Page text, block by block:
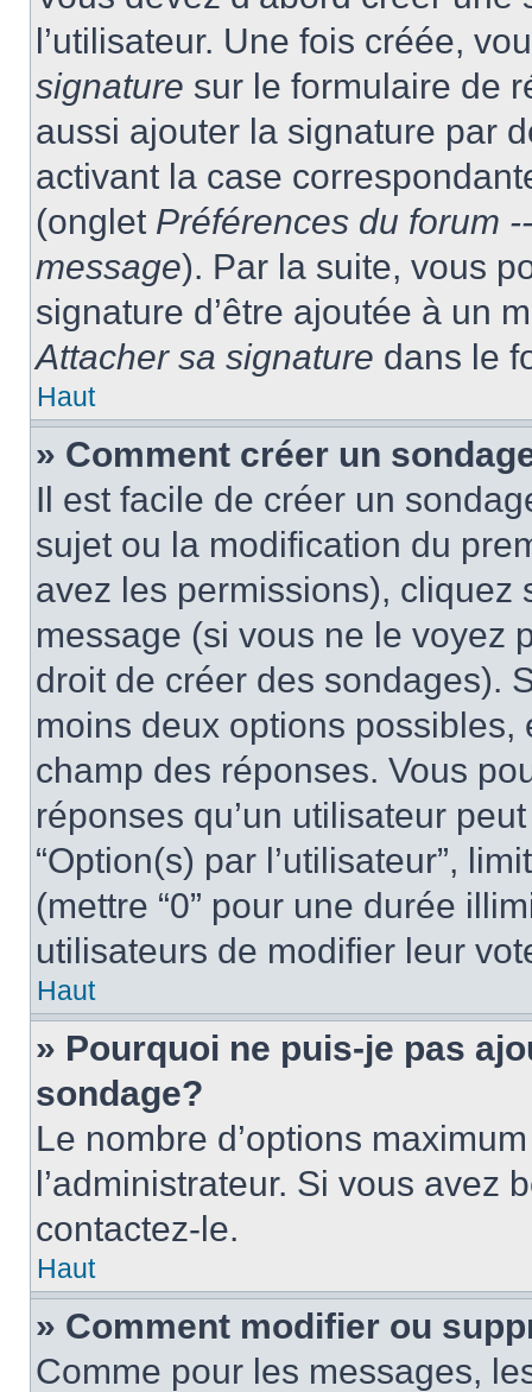
l’utilisateur. Une fois créée,
signature sur le formulaire de
aussi ajouter la signature par
activant la case
(onglet Préférences du forum
message). Par la suite, vous
signature d’être ajoutée à un
Attacher sa signature dans le
Haut
» Comment créer un
Il est facile de créer un
sujet ou la modification du
avez les permissions), cliquez
message (si vous ne le voyez
droit de créer des sondages).
moins deux options
champ des réponses. Vous
réponses qu’un utilisateur
“Option(s) par l’utilisateur”,
(mettre “0” pour une durée
utilisateurs de modifier leur
Haut
» Pourquoi ne puis-je pas
sondage?
Le nombre d’options
l’administrateur. Si vous avez
contactez-le.
Haut
» Comment modifier ou
Comme pour les messages,